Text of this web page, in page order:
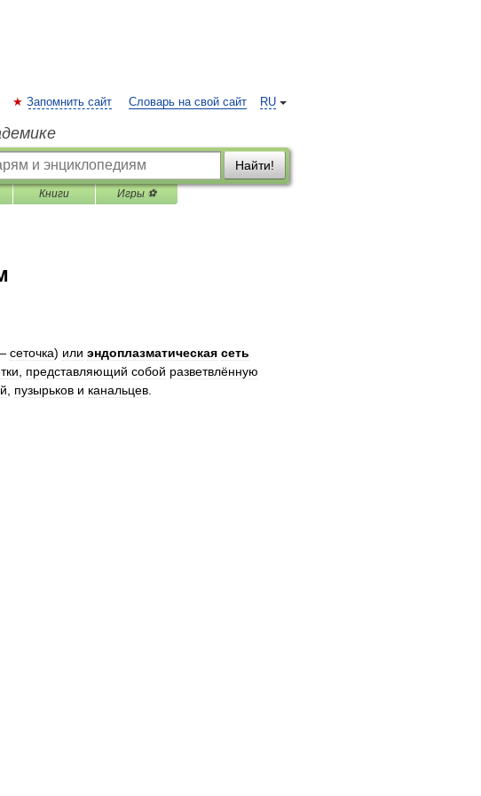
RU
Запомнить сайт Словарь на свой сайт
Найти!
Книги Игры ⚽
сеточка) или эндоплазматическая сеть
представляющий собой разветвлённую
пузырьков и канальцев